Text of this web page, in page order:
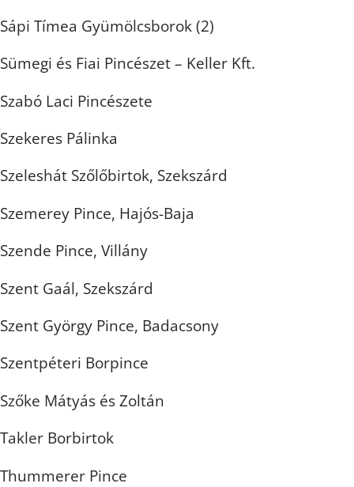
Sápi Tímea Gyümölcsborok (2)
Sümegi és Fiai Pincészet – Keller Kft.
Szabó Laci Pincészete
Szekeres Pálinka
Szeleshát Szőlőbirtok, Szekszárd
Szemerey Pince, Hajós-Baja
Szende Pince, Villány
Szent Gaál, Szekszárd
Szent György Pince, Badacsony
Szentpéteri Borpince
Szőke Mátyás és Zoltán
Takler Borbirtok
Thummerer Pince